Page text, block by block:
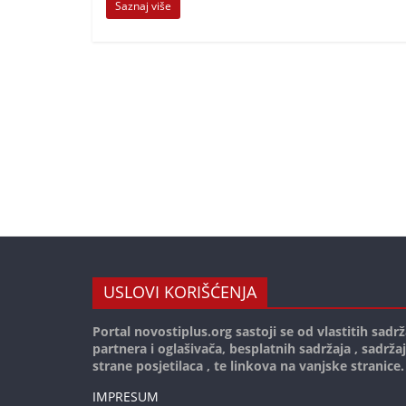
Saznaj više
USLOVI KORIŠĆENJA
Portal novostiplus.org sastoji se od vlastitih
partnera i oglašivača, besplatnih sadržaja ,
strane posjetilaca , te linkova na vanjske stranice.
IMPRESUM